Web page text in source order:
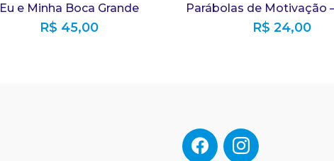
Eu e Minha Boca Grande
R$ 45,00
Parábolas de Motivação
R$ 24,00